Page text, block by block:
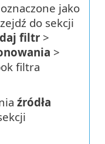
jako
do sekcji
filtr >
>
filtra
źródła